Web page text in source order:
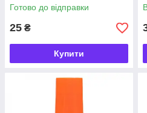
Готово до відправки
25 ₴
Купити